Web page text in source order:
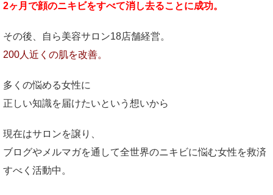
2ヶ月で顔のニキビをすべて消し去ることに成功。
その後、自ら美容サロン18店舗経営。
200人近くの肌を改善。
多くの悩める女性に
正しい知識を届けたいという想いから
現在はサロンを譲り、
ブログやメルマガを通して全世界のニキビに悩む女性を救済
すべく活動中。